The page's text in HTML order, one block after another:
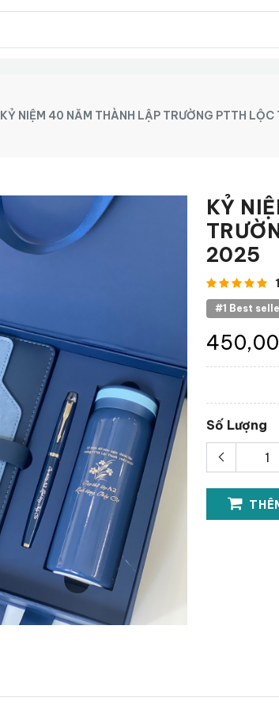
KỶ NIỆM 40 NĂM THÀNH LẬP TRƯỜNG PTTH
KỶ
2025
#1 Best
Số Lượng